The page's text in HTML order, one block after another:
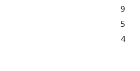
9
5
4